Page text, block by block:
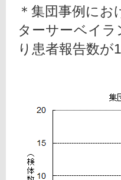
＊集団事例に
ターサーベイ
り患者報告数